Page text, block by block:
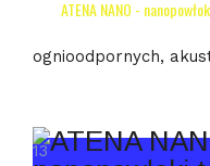
ognioodpornych,
ATENA NANO -
13